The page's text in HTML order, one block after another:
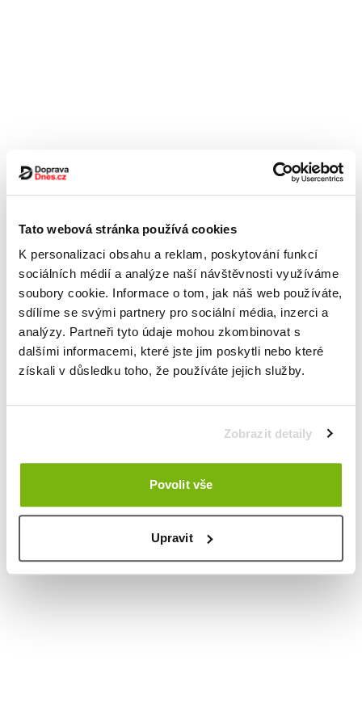
Tato webová stránka používá cookies
K personalizaci obsahu a reklam, poskytování funkcí
sociálních médií a analýze naší návštěvnosti využíváme
soubory cookie. Informace o tom, jak náš web používáte,
sdílíme se svými partnery pro sociální média, inzerci a
analýzy. Partneři tyto údaje mohou zkombinovat s
dalšími informacemi, které jste jim poskytli nebo které
získali v důsledku toho, že používáte jejich služby.
Zobrazit detaily
Povolit vše
Upravit